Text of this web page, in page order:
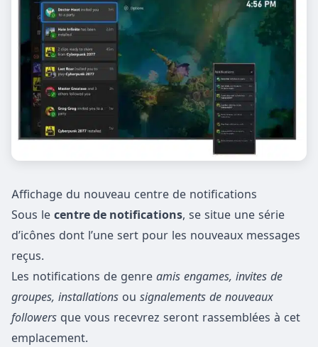
Affichage du nouveau centre de notifications
Sous le centre de notifications, se situe une série
d’icônes dont l’une sert pour les nouveaux messages
reçus.
Les notifications de genre amis engames, invites de
groupes, installations ou signalements de nouveaux
followers que vous recevrez seront rassemblées à cet
emplacement.